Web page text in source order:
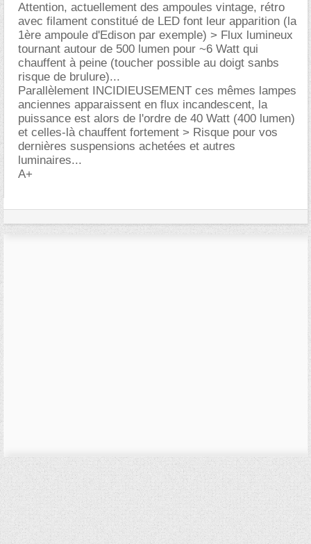
Attention, actuellement des ampoules vintage, rétro
avec filament constitué de LED font leur apparition (la
1ère ampoule d'Edison par exemple) > Flux lumineux
tournant autour de 500 lumen pour ~6 Watt qui
chauffent à peine (toucher possible au doigt sanbs
risque de brulure)...
Parallèlement INCIDIEUSEMENT ces mêmes lampes
anciennes apparaissent en flux incandescent, la
puissance est alors de l'ordre de 40 Watt (400 lumen)
et celles-là chauffent fortement > Risque pour vos
dernières suspensions achetées et autres
luminaires...
A+